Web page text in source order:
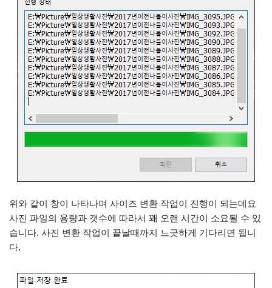
위와 같이 창이 나타나며 사이즈 변환 작업이 진행이 되는데요
사진 파일의 용량과 갯수에 따라서 꽤 오랜 시간이 소요될 수 있
습니다. 사진 변환 작업이 끝날때까지 느긋하게 기다리면 됩니
다.